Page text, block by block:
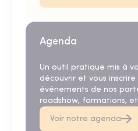
Agenda
Un outil pratique mis à
découvrir et vous inscrire
événements de nos
roadshow, formations,
Voir notre agenda